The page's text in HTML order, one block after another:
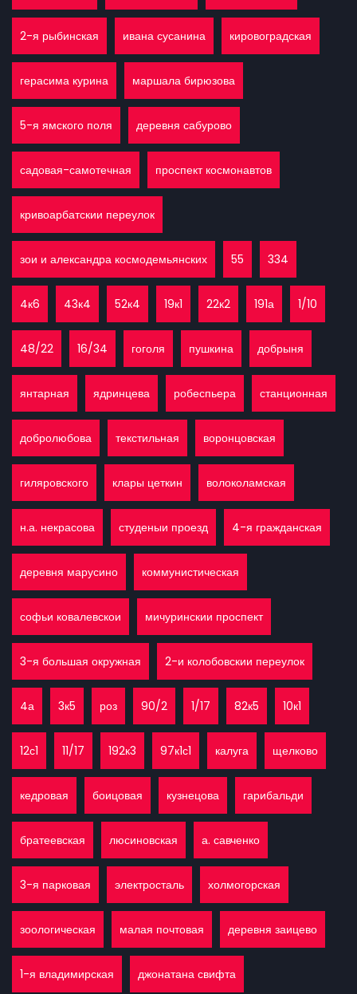
2-я рыбинская ивана сусанина кировоградская
герасима курина маршала бирюзова
5-я ямского поля деревня сабурово
садовая-самотечная проспект космонавтов
кривоарбатскии переулок
зои и александра космодемьянских 55 334
4к6 43к4 52к4 19к1 22к2 191а 1/10
48/22 16/34 гоголя пушкина добрыня
янтарная ядринцева робеспьера станционная
добролюбова текстильная воронцовская
гиляровского клары цеткин волоколамская
н.а. некрасова студеныи проезд 4-я гражданская
деревня марусино коммунистическая
софьи ковалевскои мичуринскии проспект
3-я большая окружная 2-и колобовскии переулок
4а 3к5 роз 90/2 1/17 82к5 10к1
12с1 11/17 192к3 97к1с1 калуга щелково
кедровая боицовая кузнецова гарибальди
братеевская люсиновская а. савченко
3-я парковая электросталь холмогорская
зоологическая малая почтовая деревня заицево
1-я владимирская джонатана свифта